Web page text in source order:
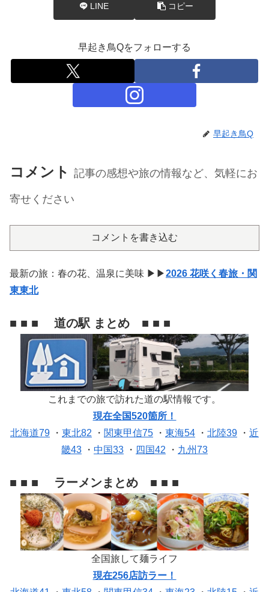
LINE コピー
早起き鳥Qをフォローする
早起き鳥Q
コメント 記事の感想や旅の情報など、気軽にお
寄せください
コメントを書き込む
最新の旅：春の花、温泉に美味 ▶▶2026 花咲く春旅・関
東東北
■ ■ ■ 道の駅 まとめ ■ ■ ■
これまでの旅で訪れた道の駅情報です。
現在全国520箇所！
北海道79 ・ 東北82 ・ 関東甲信75 ・ 東海54 ・ 北陸39 ・ 近
畿43 ・ 中国33 ・ 四国42 ・ 九州73
■ ■ ■ ラーメンまとめ ■ ■ ■
全国旅して麺ライフ
現在256店訪ラー！